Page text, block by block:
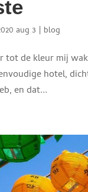
aug 3 | blog
de kleur mij
hotel,
en dat...